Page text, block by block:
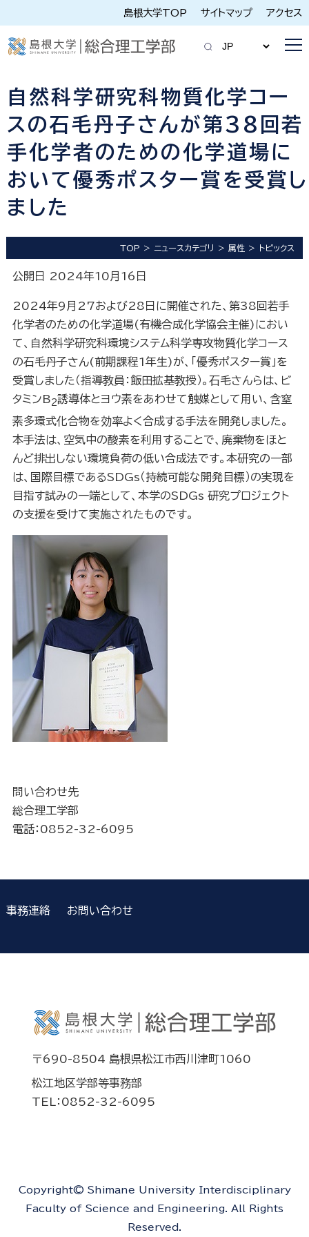
島根大学TOP サイトマップ アクセス
自然科学研究科物質化学コー
スの石毛丹子さんが第38回若
手化学者のための化学道場に
おいて優秀ポスター賞を受賞し
ました
TOP ニュースカテゴリ 属性 トピックス
公開日 2024年10月16日
2024年9月27および28日に開催された、第38回若手
化学者のための化学道場(有機合成化学協会主催)におい
て、自然科学研究科環境システム科学専攻物質化学コース
の石毛丹子さん(前期課程1年生)が、「優秀ポスター賞」を
受賞しました（指導教員：飯田拡基教授）。石毛さんらは、ビ
タミンB2誘導体とヨウ素をあわせて触媒として用い、含窒
素多環式化合物を効率よく合成する手法を開発しました。
本手法は、空気中の酸素を利用することで、廃棄物をほと
んど排出しない環境負荷の低い合成法です。本研究の一部
は、国際目標であるSDGs（持続可能な開発目標）の実現を
目指す試みの一端として、本学のSDGs 研究プロジェクト
の支援を受けて実施されたものです。
問い合わせ先
総合理工学部
電話：0852-32-6095
事務連絡 お問い合わせ
〒690-8504 島根県松江市西川津町1060
松江地区学部等事務部
TEL：0852-32-6095
Copyright© Shimane University Interdisciplinary
Faculty of Science and Engineering. All Rights
Reserved.